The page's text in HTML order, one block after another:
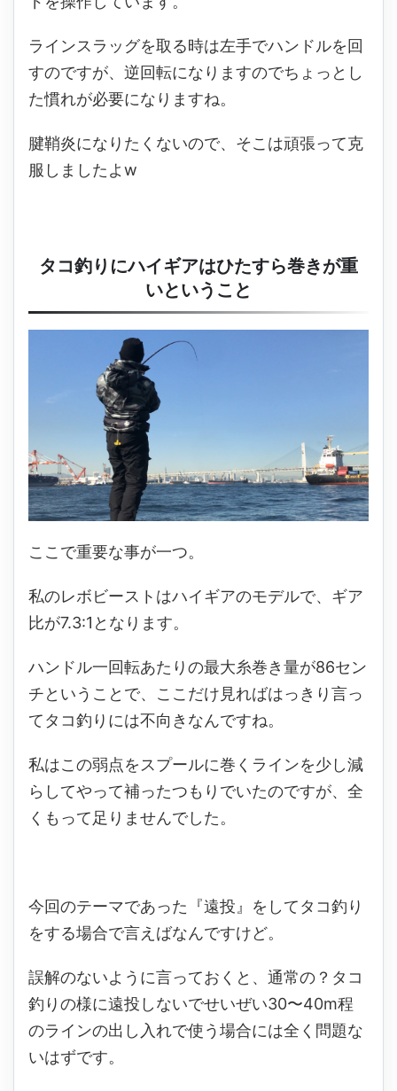
ラインスラッグを取る時は左手でハンドルを回
すのですが、逆回転になりますのでちょっとし
た慣れが必要になりますね。
腱鞘炎になりたくないので、そこは頑張って克
服しましたよw
タコ釣りにハイギアはひたすら巻きが重
いということ
ここで重要な事が一つ。
私のレボビーストはハイギアのモデルで、ギア
比が7.3:1となります。
ハンドル一回転あたりの最大糸巻き量が86セン
チということで、ここだけ見ればはっきり言っ
てタコ釣りには不向きなんですね。
私はこの弱点をスプールに巻くラインを少し減
らしてやって補ったつもりでいたのですが、全
くもって足りませんでした。
今回のテーマであった『遠投』をしてタコ釣り
をする場合で言えばなんですけど。
誤解のないように言っておくと、通常の？タコ
釣りの様に遠投しないでせいぜい30〜40m程
のラインの出し入れで使う場合には全く問題な
いはずです。